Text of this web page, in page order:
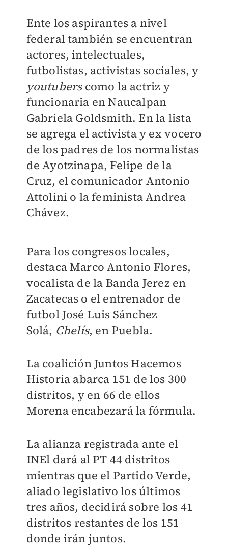
Ente los aspirantes a nivel
federal también se encuentran
actores, intelectuales,
futbolistas, activistas sociales, y
youtuberscomo la actriz y
funcionaria en Naucalpan
Gabriela Goldsmith. En la lista
se agrega el activista y ex vocero
de los padres de los normalistas
de Ayotzinapa, Felipe de la
Cruz, el comunicador Antonio
Attolini o la feminista Andrea
Chávez.
Para los congresos locales,
destaca Marco Antonio Flores,
vocalista de la Banda Jerez en
Zacatecas o el entrenador de
futbol José Luis Sánchez
Solá, Chelís, en Puebla.
La coalición Juntos Hacemos
Historia abarca 151 de los 300
distritos, y en 66 de ellos
Morena encabezará la fórmula.
La alianza registrada ante el
INEl dará al PT 44 distritos
mientras que el Partido Verde,
aliado legislativo los últimos
tres años, decidirá sobre los 41
distritos restantes de los 151
donde irán juntos.